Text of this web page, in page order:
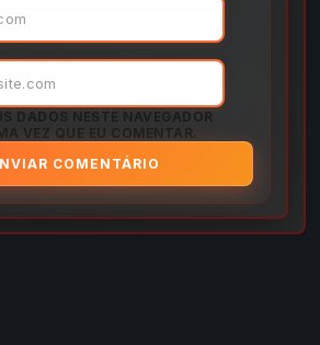
DADOS NESTE NAVEGADOR
VEZ QUE EU COMENTAR.